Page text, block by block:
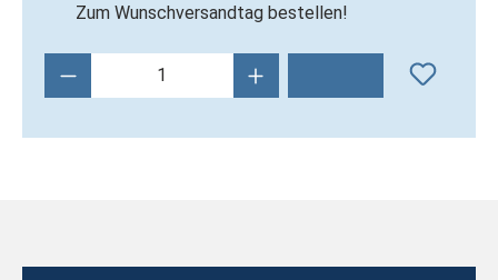
Zum Wunschversandtag bestellen!
Produkt Anzahl: Gib den gewünschten